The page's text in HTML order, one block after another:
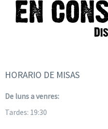
HORARIO DE MISAS
De luns a venres:
Tardes: 19:30